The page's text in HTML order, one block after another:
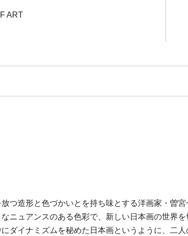
ART
つ造形と色づかいとを持ち味とする洋画家・曽
ニュアンスのある色彩で、新しい日本画の世界を
ダイナミズムを秘めた日本画というように、二